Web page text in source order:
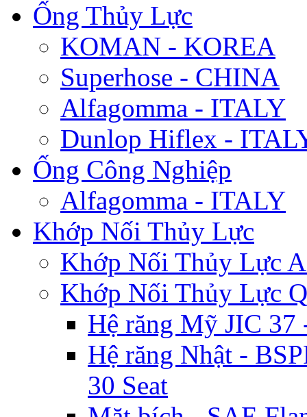
Ống Thủy Lực
KOMAN - KOREA
Superhose - CHINA
Alfagomma - ITALY
Dunlop Hiflex -
Ống Công Nghiệp
Alfagomma - ITALY
Khớp Nối Thủy Lực
Khớp Nối Thủy Lực
Khớp Nối Thủy Lực
Hệ răng Mỹ JIC
Hệ răng Nhật -
30 Seat